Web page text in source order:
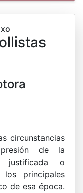
circunstancias
de la
justificada o
los principales
de esa época.